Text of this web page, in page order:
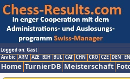
Logged on: Gast
Arabic ARM AZE BIH BUL CAT CHN CRO CZE DEN
Home TurnierDB Meisterschaft